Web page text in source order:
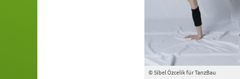
© Sibel Özcelik für TanzBau